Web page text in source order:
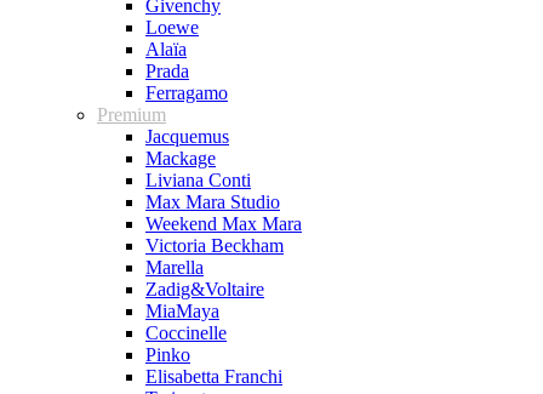
Givenchy
Loewe
Alaïa
Prada
Ferragamo
Premium
Jacquemus
Mackage
Liviana Conti
Max Mara Studio
Weekend Max Mara
Victoria Beckham
Marella
Zadig&Voltaire
MiaMaya
Coccinelle
Pinko
Elisabetta Franchi